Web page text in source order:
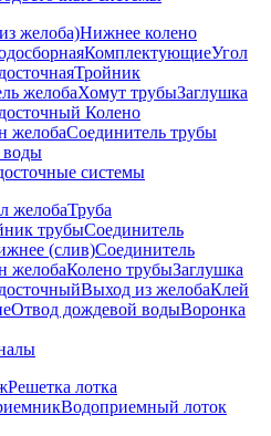
желоба)Нижнее колено
КомплектующиеУгол
Тройник
желобаХомут трубыЗаглушка
Колено
желобаСоединитель трубы
воды
системы
желобаТруба
трубыСоединитель
(слив)Соединитель
желобаКолено трубыЗаглушка
Выход из желобаКлей
Отвод дождевой водыВоронка
Решетка лотка
Водоприемный лоток